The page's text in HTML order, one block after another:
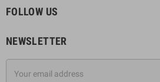
FOLLOW US
NEWSLETTER